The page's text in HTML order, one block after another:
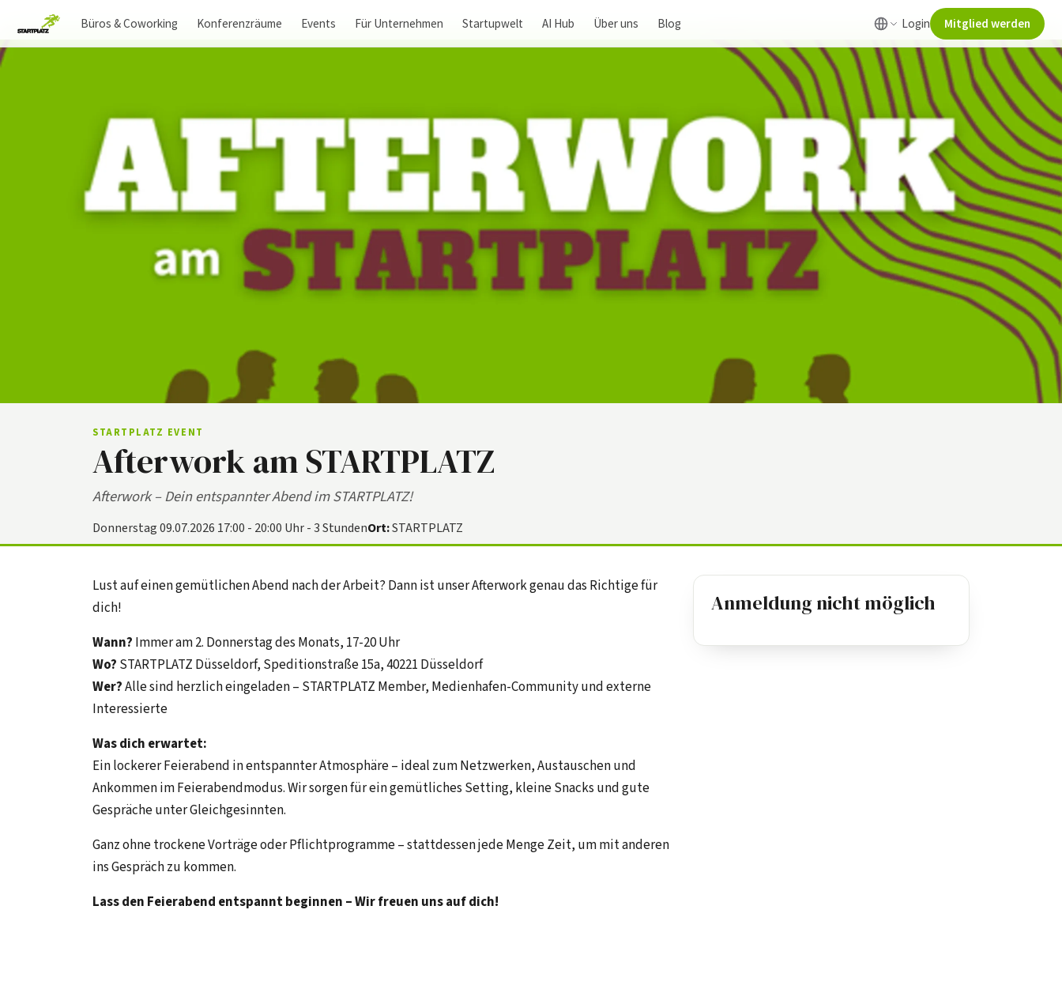
Büros & Coworking Konferenzräume Events Für Unternehmen Startupwelt AI Hub Über uns Blog Login Mitglied werden
STARTPLATZ EVENT
Afterwork am STARTPLATZ
Afterwork – Dein entspannter Abend im STARTPLATZ!
Donnerstag 09.07.2026 17:00 - 20:00 Uhr - 3 StundenOrt:STARTPLATZ
Lust auf einen gemütlichen Abend nach der Arbeit? Dann ist unser Afterwork genau das Richtige für
dich!
Wann? Immer am 2. Donnerstag des Monats, 17-20 Uhr
Wo? STARTPLATZ Düsseldorf, Speditionstraße 15a, 40221 Düsseldorf
Wer?Alle sind herzlich eingeladen – STARTPLATZ Member, Medienhafen-Community und externe
Interessierte
Was dich erwartet:
Ein lockerer Feierabend in entspannter Atmosphäre – ideal zum Netzwerken, Austauschen und
Ankommen im Feierabendmodus. Wir sorgen für ein gemütliches Setting, kleine Snacks und gute
Gespräche unter Gleichgesinnten.
Ganz ohne trockene Vorträge oder Pflichtprogramme – stattdessen jede Menge Zeit, um mit anderen
ins Gespräch zu kommen.
Lass den Feierabend entspannt beginnen – Wir freuen uns auf dich!
Anmeldung nicht möglich